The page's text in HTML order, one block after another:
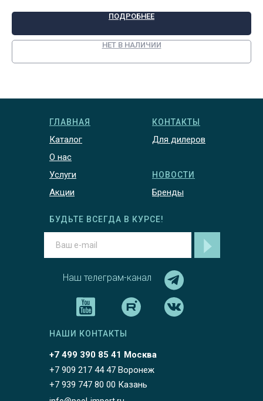
ПОДРОБНЕЕ
НЕТ В НАЛИЧИИ
ГЛАВНАЯ
Каталог
О нас
Услуги
Акции
КОНТАКТЫ
Для дилеров
НОВОСТИ
Бренды
Наш телеграм-канал
БУДЬТЕ ВСЕГДА В КУРСЕ!
+7 499 390 85 41 Москва
НАШИ КОНТАКТЫ
+7 909 217 44 47 Воронеж
+7 939 747 80 00 Казань